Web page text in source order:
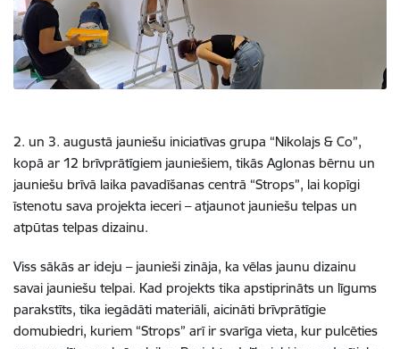
2. un 3. augustā jauniešu iniciatīvas grupa “Nikolajs & Co”,
kopā ar 12 brīvprātīgiem jauniešiem, tikās Aglonas bērnu un
jauniešu brīvā laika pavadīšanas centrā “Strops”, lai kopīgi
īstenotu sava projekta ieceri – atjaunot jauniešu telpas un
atpūtas telpas dizainu.
Viss sākās ar ideju – jaunieši zināja, ka vēlas jaunu dizainu
savai jauniešu telpai. Kad projekts tika apstiprināts un līgums
parakstīts, tika iegādāti materiāli, aicināti brīvprātīgie
domubiedri, kuriem “Strops” arī ir svarīga vieta, kur pulcēties